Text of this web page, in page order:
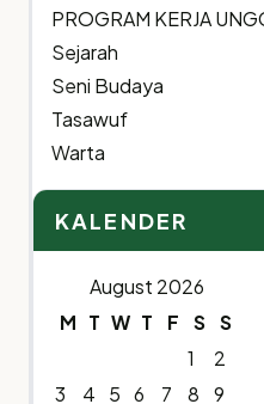
PROGRAM KERJA
Sejarah
Seni Budaya
Tasawuf
Warta
KALENDER
August 2026
M T W T F S S
1
2
3
4 5 6 7 8 9